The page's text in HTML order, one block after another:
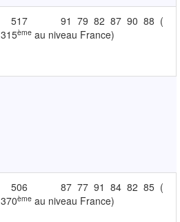
517 91 79 82 87 90 88 (
315èmeau niveau France)
506 87 77 91 84 82 85 (
370èmeau niveau France)